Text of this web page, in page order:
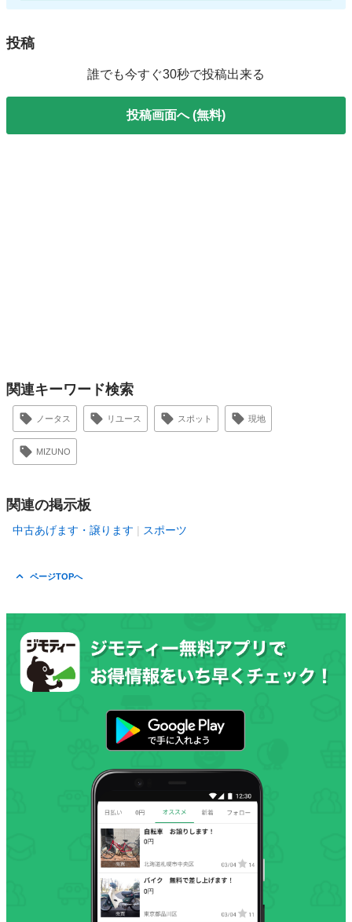
投稿
誰でも今すぐ30秒で投稿出来る
投稿画面へ (無料)
関連キーワード検索
ノータス リユース スポット 現地
MIZUNO
関連の掲示板
中古あげます・譲ります スポーツ
ページTOPへ